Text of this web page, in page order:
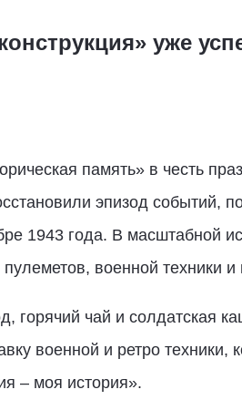
уже
память» в честь
эпизод
1943 года. В масштабной
военной техники
горячий чай и солдатская
военной и ретро
– моя история».